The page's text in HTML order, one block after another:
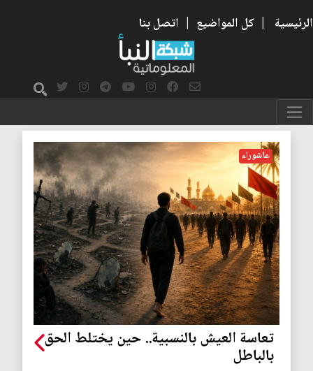
الرئيسية | كل المواضيع | اتصل بنا
الحق والباطل
عاشوراء
تعاسة العيش بالنسبية.. حين يختلط الحق
بالباطل